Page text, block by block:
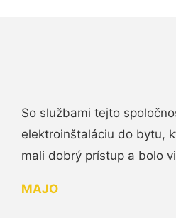
So službami tejto
elektroinštaláciu do bytu,
mali dobrý prístup a bolo
MAJO